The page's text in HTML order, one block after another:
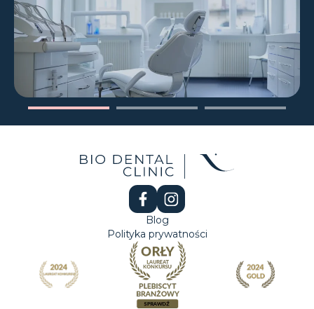
Blog
Polityka prywatności